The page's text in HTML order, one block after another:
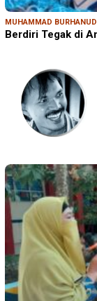
MUHAMMAD
Berdiri Tegak di